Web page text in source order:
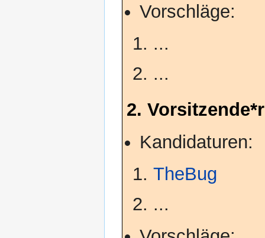
Vorschläge:
...
...
2. Vorsitzende*r
Kandidaturen:
TheBug
...